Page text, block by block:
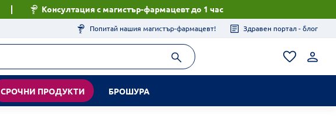
Консултация с магистър-фармацевт до 1 час
Попитай нашия магистър-фармацевт! Здравен портал - блог
СРОЧНИ ПРОДУКТИ БРОШУРА